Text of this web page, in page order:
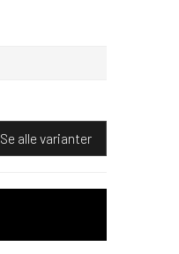
Se alle varianter